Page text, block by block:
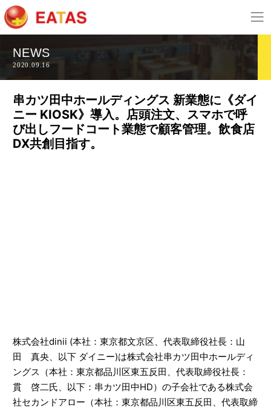
NEWS
2020.09.16
串カツ田中ホールディングス 新業態に《ダイ
ニー KIOSK》導入。店頭注文、スマホで呼
び出しフードコート業態で顧客管理。飲食店
DX共創目指す。
株式会社dinii (本社：東京都文京区、代表取締役社長：山
田 真央、以下 ダイニー)は株式会社串カツ田中ホールディ
ングス（本社：東京都品川区東五反田、代表取締役社長：
貫 啓二氏、以下：串カツ田中HD）の子会社である株式会
社セカンドアロー（本社：東京都品川区東五反田、代表取締